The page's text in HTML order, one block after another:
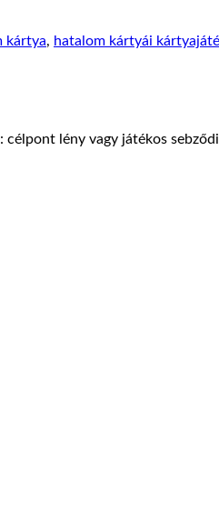
kártya, hatalom kártyái
lény vagy játékos